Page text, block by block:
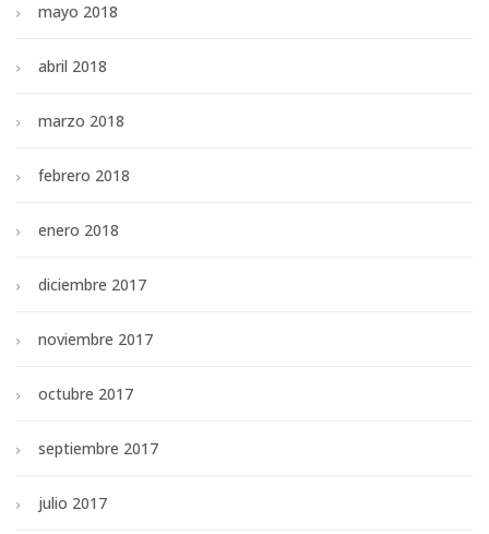
mayo 2018
abril 2018
marzo 2018
febrero 2018
enero 2018
diciembre 2017
noviembre 2017
octubre 2017
septiembre 2017
julio 2017